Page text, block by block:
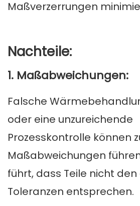
Maßverzerrungen
Nachteile:
1. Maßabweichungen:
Falsche
oder eine unzureichende
Prozesskontrolle können
Maßabweichungen
führt, dass Teile nicht
Toleranzen entsprechen.